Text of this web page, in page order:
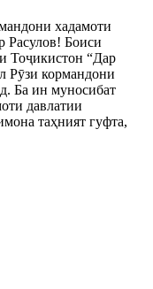
хадамоти
Расулов! Боиси
Тоҷикистон “Дар
Рӯзи кормандони
Ба ин муносибат
давлатии
таҳният гуфта,